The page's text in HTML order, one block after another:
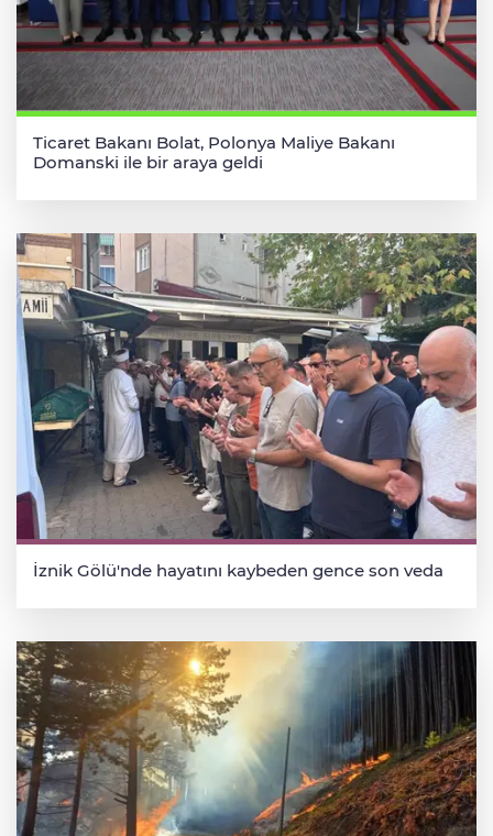
Ticaret Bakanı Bolat, Polonya Maliye Bakanı
Domanski ile bir araya geldi
İznik Gölü'nde hayatını kaybeden gence son veda